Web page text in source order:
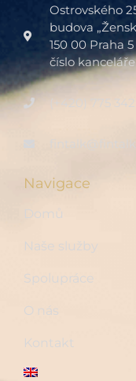
Ostrovského
budova
150 00 Praha
číslo
(+420) 775 342
Navigace
Domů
Naše služby
Spolupráce
O nás
Kontakt